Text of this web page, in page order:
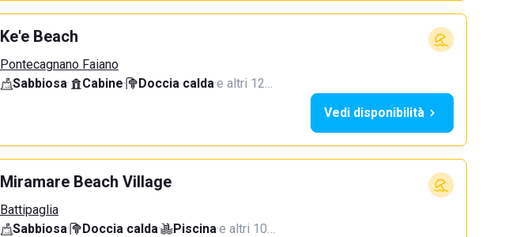
Ke'e Beach
Pontecagnano Faiano
Sabbiosa· Cabine· Doccia calda·e altri 12…
Vedi disponibilità
Miramare Beach Village
Battipaglia
Sabbiosa· Doccia calda· Piscina·e altri 10…